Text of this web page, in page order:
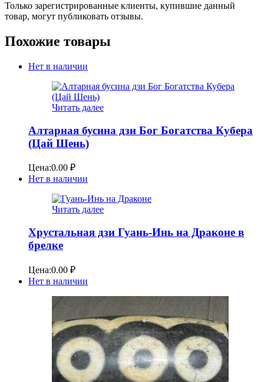
Только зарегистрированные клиенты, купившие данный
товар, могут публиковать отзывы.
Похожие товары
Нет в наличии
Читать далее
Алтарная бусина дзи Бог Богатства Кубера
(Цай Шень)
Цена:0.00 ₽
Нет в наличии
Читать далее
Хрустальная дзи Гуань-Инь на Драконе в
брелке
Цена:0.00 ₽
Нет в наличии